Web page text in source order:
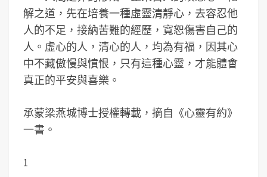
解之道，先在培養一種虛靈清靜心，去容忍他
人的不足，接納苦難的經歷，寬恕傷害自己的
人。虛心的人，清心的人，均為有福，因其心
中不藏傲慢與憤恨，只有這種心靈，才能體會
真正的平安與喜樂。
承蒙梁燕城博士授權轉載，摘自《心靈有約》
一書。
1